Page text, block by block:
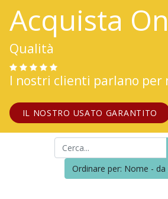
Acquista
Qualità
I nostri clienti parlano per
IL NOSTRO USATO GARANTITO
Ordinare per: Nome - da